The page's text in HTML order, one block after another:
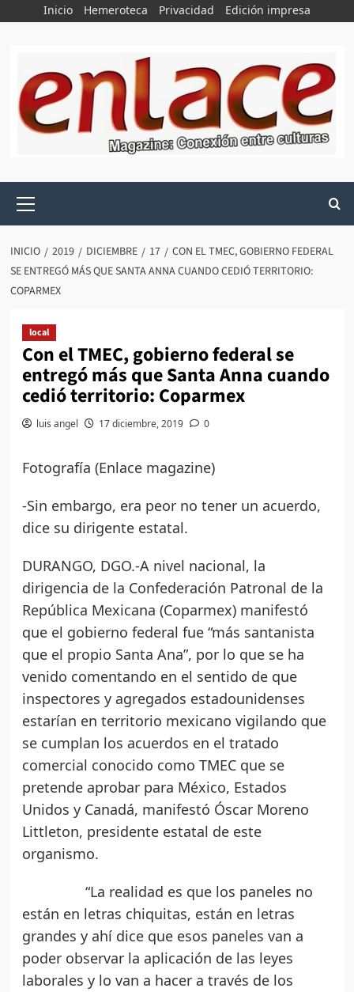
Inicio Hemeroteca Privacidad Edición impresa
principal
INICIO 2019 DICIEMBRE 17
CON EL TMEC, GOBIERNO FEDERAL
SE ENTREGÓ MÁS QUE SANTA ANNA CUANDO CEDIÓ TERRITORIO:
COPARMEX
local
Con el TMEC, gobierno federal se
entregó más que Santa Anna cuando
cedió territorio: Coparmex
luis angel 17 diciembre, 2019 0
Fotografía (Enlace magazine)
-Sin embargo, era peor no tener un acuerdo,
dice su dirigente estatal.
DURANGO, DGO.-A nivel nacional, la
dirigencia de la Confederación Patronal de la
República Mexicana (Coparmex) manifestó
que el gobierno federal fue “más santanista
que el propio Santa Ana”, por lo que se ha
venido comentando en el sentido de que
inspectores y agregados estadounidenses
estarían en territorio mexicano vigilando que
se cumplan los acuerdos en el tratado
comercial conocido como TMEC que se
pretende aprobar para México, Estados
Unidos y Canadá, manifestó Óscar Moreno
Littleton, presidente estatal de este
organismo.
“La realidad es que los paneles no
están en letras chiquitas, están en letras
grandes y ahí dice que esos paneles van a
poder observar la aplicación de las leyes
laborales y lo van a hacer a través de los